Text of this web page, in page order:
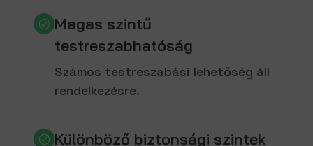
Magas szintű
testreszabhatóság
Számos testreszabási lehetőség áll
rendelkezésre.
Különböző biztonsági szintek